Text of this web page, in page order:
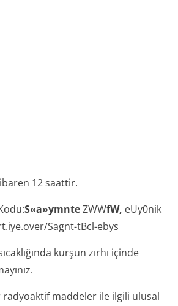
arta kalan maddelerin imhası ve